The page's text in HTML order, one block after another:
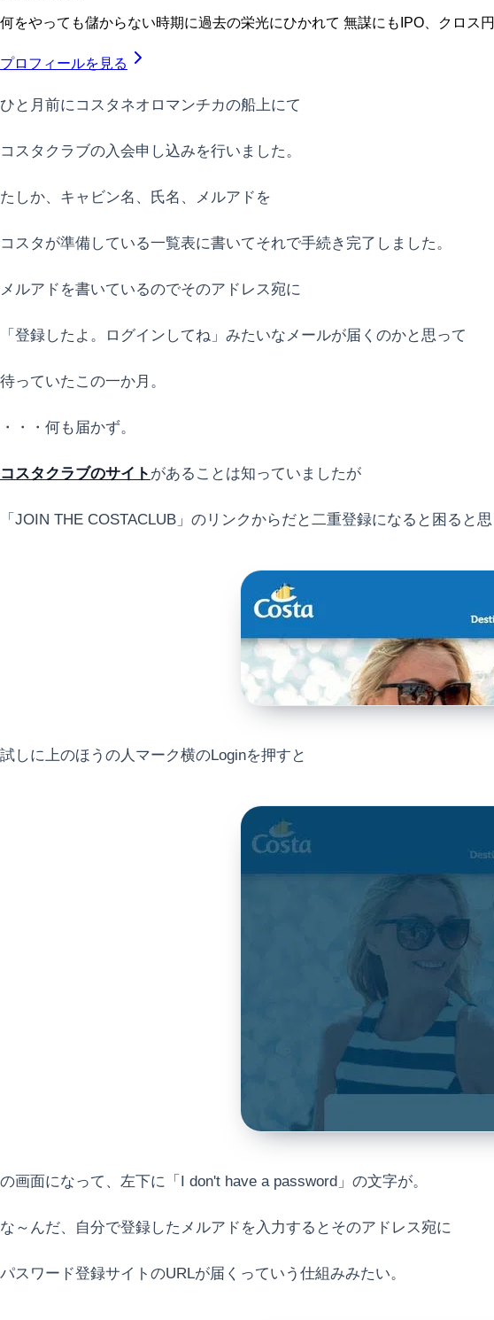
何をやっても儲からない時期に過去の栄光にひかれて 無謀にもIPO、クロ
プロフィールを見る
ひと月前にコスタネオロマンチカの船上にて
コスタクラブの入会申し込みを行いました。
たしか、キャビン名、氏名、メルアドを
コスタが準備している一覧表に書いてそれで手続き完了しました。
メルアドを書いているのでそのアドレス宛に
「登録したよ。ログインしてね」みたいなメールが届くのかと思って
待っていたこの一か月。
・・・何も届かず。
コスタクラブのサイト があることは知っていましたが
「JOIN THE COSTACLUB」のリンクからだと二重登録になると困ると
試しに上のほうの人マーク横のLoginを押すと
の画面になって、左下に「I don't have a password」の文字が。
な～んだ、自分で登録したメルアドを入力するとそのアドレス宛に
パスワード登録サイトのURLが届くっていう仕組みみたい。